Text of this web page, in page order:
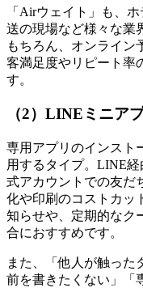
「Airウェイト」も、
送の現場など様々な業
もちろん、オンライン
客満足度やリピート率
す。
（2）LINEミニア
専用アプリのインスト
用するタイプ。LINE
式アカウントでの友だ
化や印刷のコストカッ
知らせや、定期的なク
合におすすめです。
また、「他人が触った
前を書きたくない」「